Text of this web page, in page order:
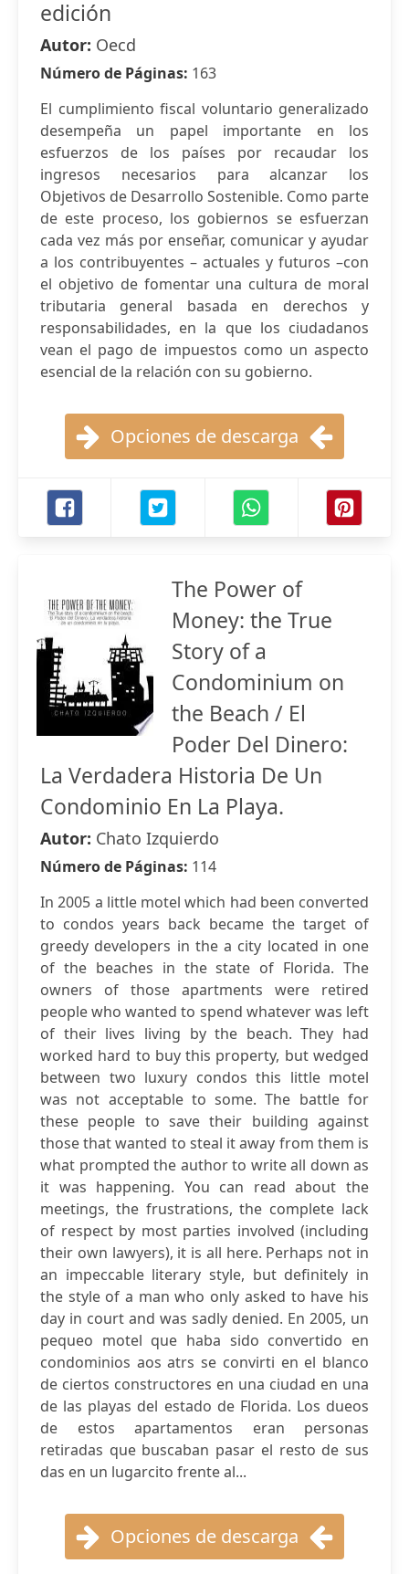
edición
Autor: Oecd
Número de Páginas: 163
El cumplimiento fiscal voluntario generalizado
desempeña un papel importante en los
esfuerzos de los países por recaudar los
ingresos necesarios para alcanzar los
Objetivos de Desarrollo Sostenible. Como parte
de este proceso, los gobiernos se esfuerzan
cada vez más por enseñar, comunicar y ayudar
a los contribuyentes – actuales y futuros –con
el objetivo de fomentar una cultura de moral
tributaria general basada en derechos y
responsabilidades, en la que los ciudadanos
vean el pago de impuestos como un aspecto
esencial de la relación con su gobierno.
Opciones de descarga
The Power of
Money: the True
Story of a
Condominium on
the Beach / El
Poder Del Dinero:
La Verdadera Historia De Un
Condominio En La Playa.
Autor: Chato Izquierdo
Número de Páginas: 114
In 2005 a little motel which had been converted
to condos years back became the target of
greedy developers in the a city located in one
of the beaches in the state of Florida. The
owners of those apartments were retired
people who wanted to spend whatever was left
of their lives living by the beach. They had
worked hard to buy this property, but wedged
between two luxury condos this little motel
was not acceptable to some. The battle for
these people to save their building against
those that wanted to steal it away from them is
what prompted the author to write all down as
it was happening. You can read about the
meetings, the frustrations, the complete lack
of respect by most parties involved (including
their own lawyers), it is all here. Perhaps not in
an impeccable literary style, but definitely in
the style of a man who only asked to have his
day in court and was sadly denied. En 2005, un
pequeo motel que haba sido convertido en
condominios aos atrs se convirti en el blanco
de ciertos constructores en una ciudad en una
de las playas del estado de Florida. Los dueos
de estos apartamentos eran personas
retiradas que buscaban pasar el resto de sus
das en un lugarcito frente al...
Opciones de descarga